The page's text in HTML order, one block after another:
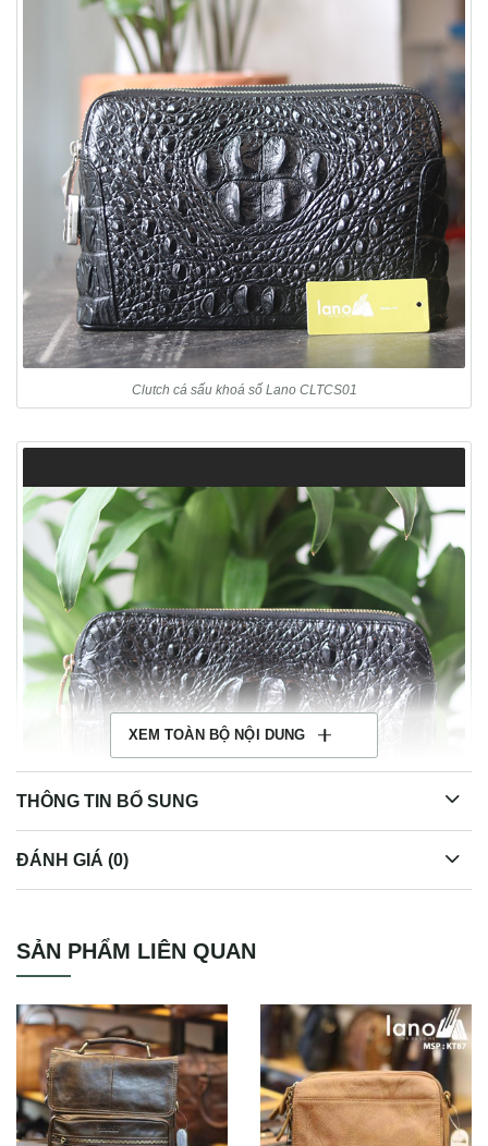
Clutch cá sấu khoá số Lano CLTCS01
XEM TOÀN BỘ NỘI DUNG
THÔNG TIN BỔ SUNG
ĐÁNH GIÁ (0)
SẢN PHẨM LIÊN QUAN